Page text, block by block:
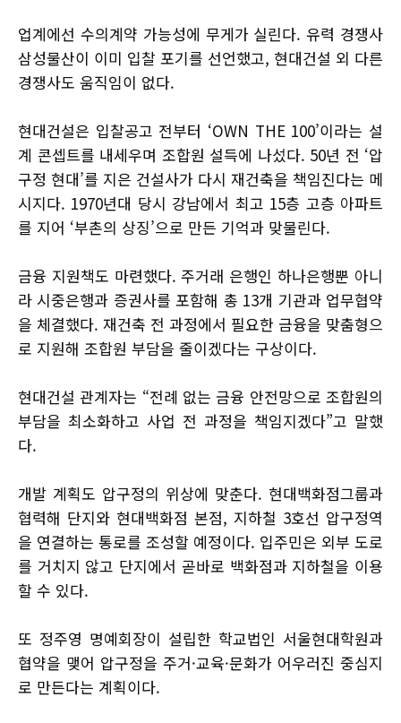
업계에선 수의계약 가능성에 무게가 실린다. 유력 경쟁사
삼성물산이 이미 입찰 포기를 선언했고, 현대건설 외 다른
경쟁사도 움직임이 없다.
현대건설은 입찰공고 전부터 ‘OWN THE 100’이라는 설
계 콘셉트를 내세우며 조합원 설득에 나섰다. 50년 전 ‘압
구정 현대’를 지은 건설사가 다시 재건축을 책임진다는 메
시지다. 1970년대 당시 강남에서 최고 15층 고층 아파트
를 지어 ‘부촌의 상징’으로 만든 기억과 맞물린다.
금융 지원책도 마련했다. 주거래 은행인 하나은행뿐 아니
라 시중은행과 증권사를 포함해 총 13개 기관과 업무협약
을 체결했다. 재건축 전 과정에서 필요한 금융을 맞춤형으
로 지원해 조합원 부담을 줄이겠다는 구상이다.
현대건설 관계자는 “전례 없는 금융 안전망으로 조합원의
부담을 최소화하고 사업 전 과정을 책임지겠다”고 말했
다.
개발 계획도 압구정의 위상에 맞춘다. 현대백화점그룹과
협력해 단지와 현대백화점 본점, 지하철 3호선 압구정역
을 연결하는 통로를 조성할 예정이다. 입주민은 외부 도로
를 거치지 않고 단지에서 곧바로 백화점과 지하철을 이용
할 수 있다.
또 정주영 명예회장이 설립한 학교법인 서울현대학원과
협약을 맺어 압구정을 주거·교육·문화가 어우러진 중심지
로 만든다는 계획이다.